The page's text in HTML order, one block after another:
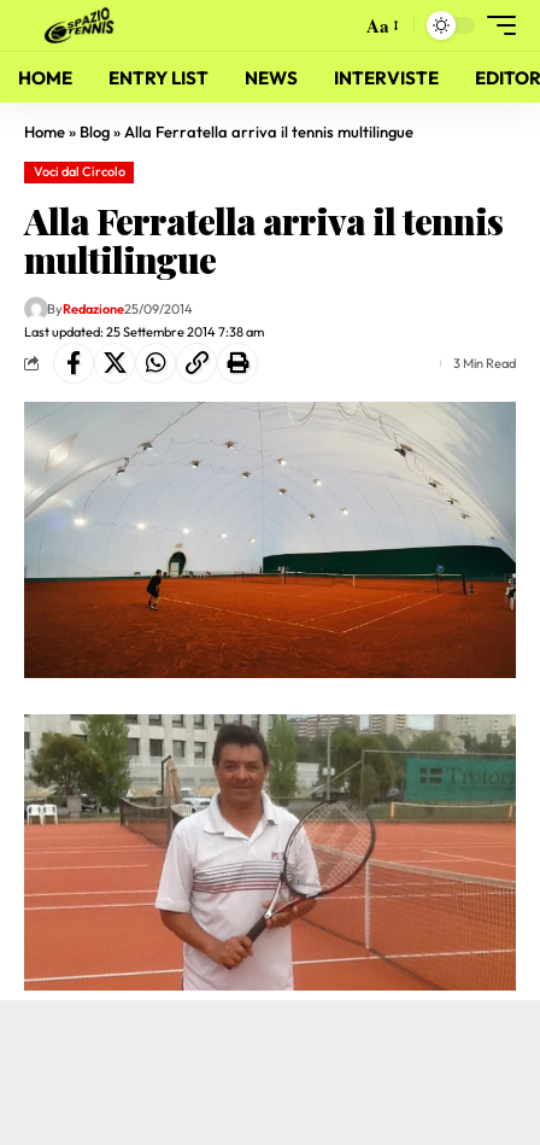
Aa
HOME ENTRY LIST NEWS INTERVISTE
Home» Blog» Alla Ferratella arriva il tennis multilingue
Voci dal Circolo
Alla Ferratella arriva il tennis
multilingue
Last updated: 25 Settembre 2014 7:38 am
ByRedazione25/09/2014
3 Min Read